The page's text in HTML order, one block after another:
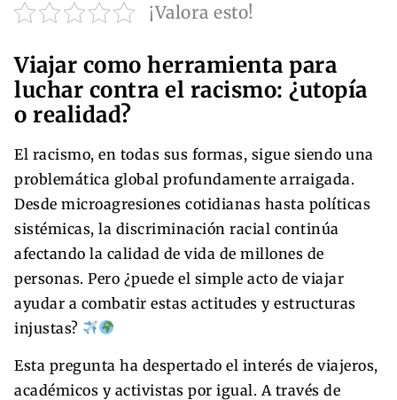
¡Valora esto!
Viajar como herramienta para
luchar contra el racismo: ¿utopía
o realidad?
El racismo, en todas sus formas, sigue siendo una
problemática global profundamente arraigada.
Desde microagresiones cotidianas hasta políticas
sistémicas, la discriminación racial continúa
afectando la calidad de vida de millones de
personas. Pero ¿puede el simple acto de viajar
ayudar a combatir estas actitudes y estructuras
injustas?
Esta pregunta ha despertado el interés de viajeros,
académicos y activistas por igual. A través de